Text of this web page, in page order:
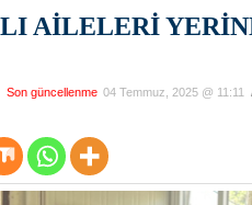
AİLELERİ
Son güncellenme 04 Temmuz, 2025 @ 11:11